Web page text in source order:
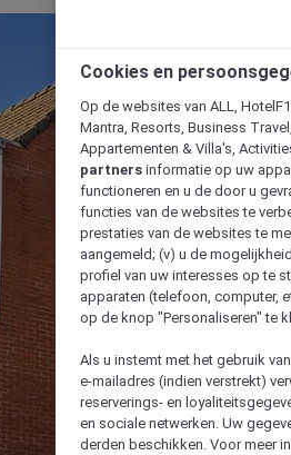
Cookies en
Op de websites van ALL,
Mantra, Resorts, Business
Appartementen & Villa's,
partners informatie op uw
functioneren en u de door u
functies van de websites te
prestaties van de websites te
aangemeld; (v) u de
profiel van uw interesses op te
apparaten (telefoon, computer,
op de knop "Personaliseren" te
Als u instemt met het gebruik
e-mailadres (indien verstrekt)
reserverings- en
en sociale netwerken. Uw
derden beschikken. Voor meer